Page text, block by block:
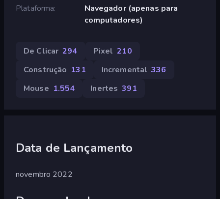
Plataforma
Navegador (apenas para
computadores)
De Clicar 294 Pixel 210
Construção 131 Incremental 336
Mouse 1.554 Inertes 391
Data de Lançamento
novembro 2022